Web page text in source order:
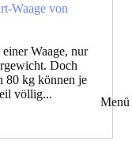
Menü
Waage von
einer Waage, nur
Doch
80 kg können je
völlig...